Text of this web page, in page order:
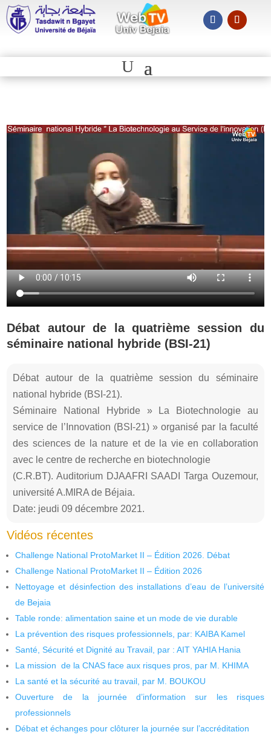
Débat autour de la quatrième session du
séminaire national hybride (BSI-21)
Débat autour de la quatrième session du séminaire
national hybride (BSI-21).
Séminaire National Hybride » La Biotechnologie au
service de l’Innovation (BSI-21) » organisé par la faculté
des sciences de la nature et de la vie en collaboration
avec le centre de recherche en biotechnologie
(C.R.BT). Auditorium DJAAFRI SAADI Targa Ouzemour,
université A.MIRA de Béjaia.
Date: jeudi 09 décembre 2021.
Vidéos récentes
Challenge National ProtoMarket II – Édition 2026. Débat
Challenge National ProtoMarket II – Édition 2026
Nettoyage et désinfection des installations d’eau de l’université
de Bejaia
Table ronde: alimentation saine et un mode de vie durable
La prévention des risques professionnels, par: KAIBA Kamel
Santé, Sécurité et Dignité au Travail, par : AIT YAHIA Hania
La mission de la CNAS face aux risques pros, par M. KHIMA
La santé et la sécurité au travail, par M. BOUKOU
Ouverture de la journée d’information sur les risques
professionnels
Débat et échanges pour clôturer la journée sur l’accréditation